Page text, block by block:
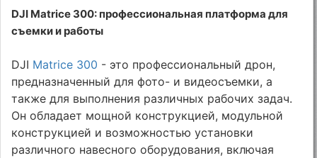
DJI Matrice 300: профессиональная платформа для
съемки и работы
DJI Matrice 300 - это профессиональный дрон,
предназначенный для фото- и видеосъемки, а
также для выполнения различных рабочих задач.
Он обладает мощной конструкцией, модульной
конструкцией и возможностью установки
различного навесного оборудования, включая